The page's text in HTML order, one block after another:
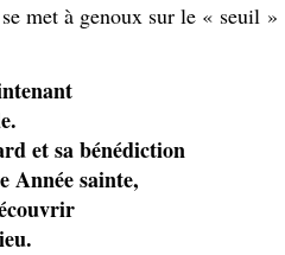
met à genoux sur le « seuil »
et sa bénédiction
Année sainte,